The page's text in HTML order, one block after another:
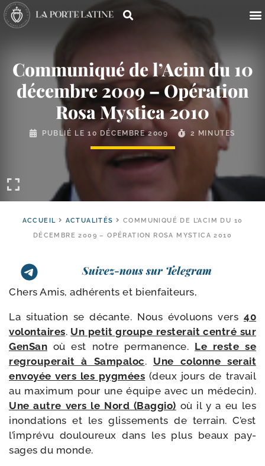
Communiqué de l’Acim du 10
décembre 2009 – Opération
Rosa Mystica 2010
PUBLIÉ LE 10 DÉCEMBRE 2009 2 MINUTES
ACCUEIL ACTUALITÉS
COMMUNIQUÉ DE L’ACIM DU 10
DÉCEMBRE 2009 – OPÉRATION ROSA MYSTICA 2010
Suivez-nous sur Telegram
Chers Amis, adhé­rents et bienfaiteurs,
La situa­tion se décante. Nous évo­luons vers 40
volon­taires. Un petit groupe res­te­rait cen­tré sur
GenSan où est notre per­ma­nence. Le reste se
regrou­pe­rait à Sampaloc. Une colonne serait
envoyée vers les pyg­mées (deux jours de tra­vail
au maxi­mum pour une équipe avec un méde­cin).
Une autre vers le Nord (Baggio) où il y a eu les
inon­da­tions et les glis­se­ments de ter­rain. C’est
l’im­pré­vu dou­lou­reux dans les plus beaux pay­
sages du monde.